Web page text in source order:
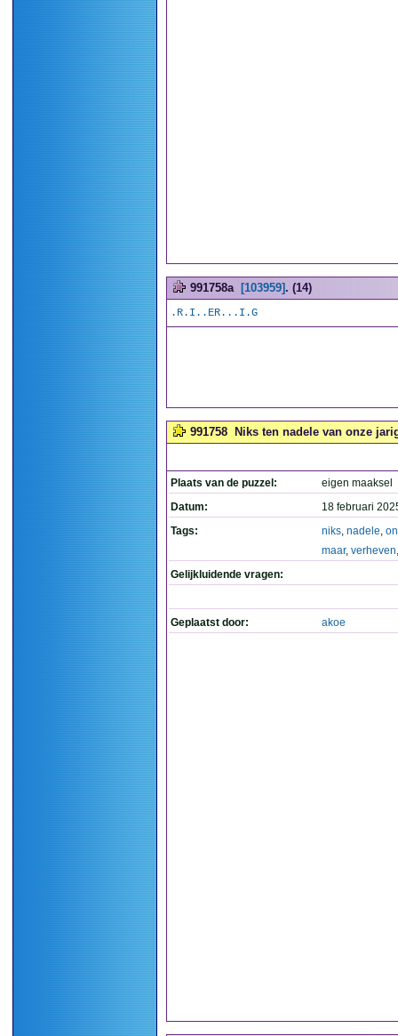
991758a [103959] . (14)
.R.I..ER...I.G
991758 Niks ten nadele van onze
Plaats van de puzzel:
eigen maaksel
Datum:
18 februari
Tags:
niks, nadele,
maar, verheven
Gelijkluidende vragen:
Geplaatst door: akoe